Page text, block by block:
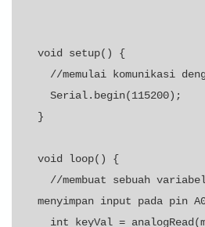
void setup() {
}
void loop() {
menyimpan input pada pin